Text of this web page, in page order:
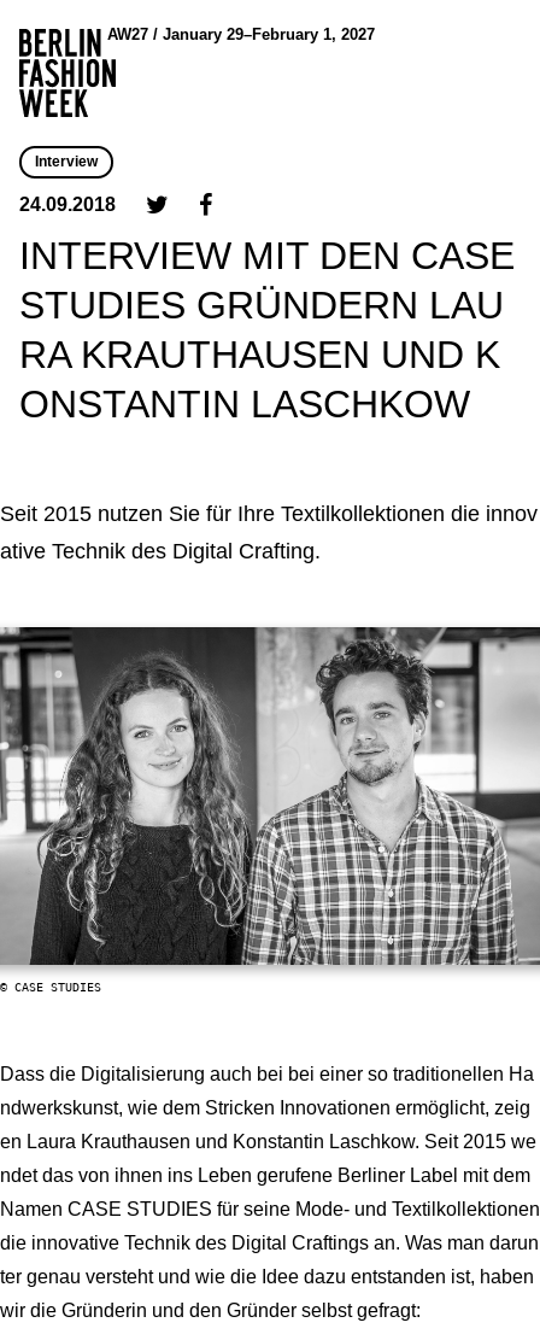
AW27 / January 29–February 1, 2027
Interview
24.09.2018
INTERVIEW MIT DEN CASE
STUDIES GRÜNDERN LAU
RA KRAUTHAUSEN UND K
ONSTANTIN LASCHKOW
Seit 2015 nutzen Sie für Ihre Textilkollektionen die innov
ative Technik des Digital Crafting.
© CASE STUDIES
Dass die Digitalisierung auch bei bei einer so traditionellen Ha
ndwerkskunst, wie dem Stricken Innovationen ermöglicht, zeig
en Laura Krauthausen und Konstantin Laschkow. Seit 2015 we
ndet das von ihnen ins Leben gerufene Berliner Label mit dem
Namen CASE STUDIES für seine Mode- und Textilkollektionen
die innovative Technik des Digital Craftings an. Was man darun
ter genau versteht und wie die Idee dazu entstanden ist, haben
wir die Gründerin und den Gründer selbst gefragt: